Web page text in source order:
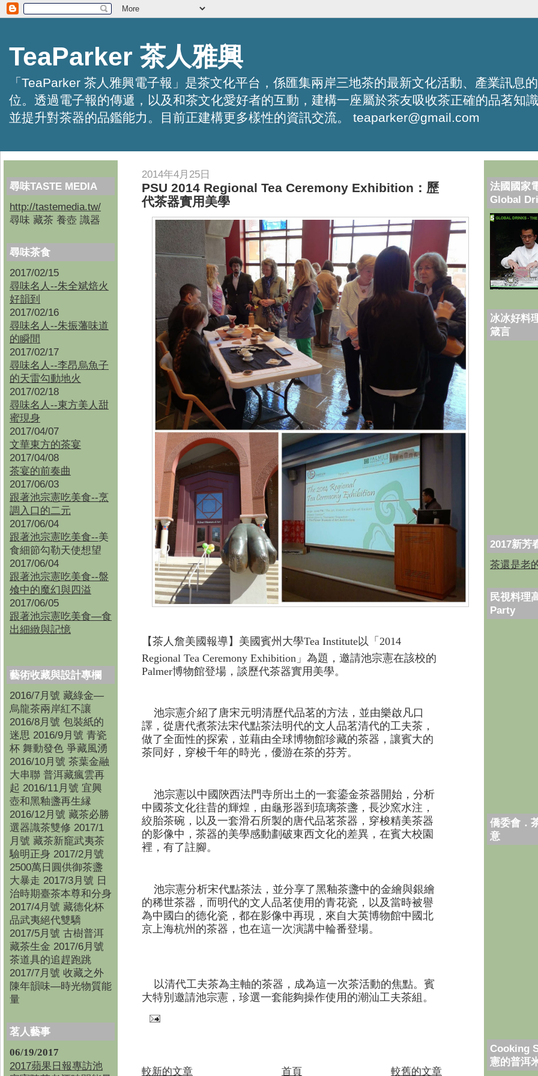
TeaParker 茶人雅興
「TeaParker 茶人雅興電子報」是茶文化平台，係匯集兩岸三地茶的最新文化活動、產業訊息
位。透過電子報的傳遞，以及和茶文化愛好者的互動，建構一座屬於茶友吸收茶正確的品茗知
並提升對茶器的品鑑能力。目前正建構更多樣性的資訊交流。 teaparker@gmail.com
尋味TASTE MEDIA
http://tastemedia.tw/
尋味 藏茶 養壺 識器
尋味茶食
2017/02/15
尋味名人--朱全斌焙火
好韻到
2017/02/16
尋味名人--朱振藩味道
的瞬間
2017/02/17
尋味名人--李昂烏魚子
的天雷勾動地火
2017/02/18
尋味名人--東方美人甜
蜜現身
2017/04/07
文華東方的茶宴
2017/04/08
茶宴的前奏曲
2017/06/03
跟著池宗憲吃美食--烹
調入口的二元
2017/06/04
跟著池宗憲吃美食--美
食細節勾勒天使想望
2017/06/04
跟著池宗憲吃美食--盤
飧中的魔幻與四溢
2017/06/05
跟著池宗憲吃美食—食
出細緻與記憶
藝術收藏與設計專欄
2016/7月號 藏綠金—
烏龍茶兩岸紅不讓
2016/8月號 包裝紙的
迷思 2016/9月號 青瓷
杯 舞動發色 爭藏風湧
2016/10月號 茶葉金融
大串聯 普洱藏瘋雲再
起 2016/11月號 宜興
壺和黑釉盞再生縁
2016/12月號 藏茶必勝
選器識茶雙修 2017/1
月號 藏茶新竉武夷茶
驗明正身 2017/2月號
2500萬日圓供御茶盞
大暴走 2017/3月號 日
治時期臺茶本尊和分身
2017/4月號 藏德化杯
品武夷絕代雙驕
2017/5月號 古樹普洱
藏茶生金 2017/6月號
茶道具的追趕跑跳
2017/7月號 收藏之外
陳年韻味—時光物質能
量
茗人藝事
06/19/2017
2017蘋果日報專訪池
2014年4月25日
PSU 2014 Regional Tea Ceremony Exhibition：歷
代茶器實用美學
【茶人詹美國報導】美國 賓州大學Tea Institute以「 2014
Regional Tea Ceremony Exhibition 」為題，邀請池宗憲在該校的
Palmer博物館登場，談歷代茶器實用美學。
池宗憲介紹了唐宋元明清歷代品茗的方法，並由樂啟凡口
譯，從唐代煮茶法宋代點茶法明代的文人品茗清代的工夫茶，
做了全面性的探索，並藉由全球博物館珍藏的茶器，讓賓大的
茶同好，穿梭千年的時光，優游在茶的芬芳。
池宗憲以中國陝西法門寺所出土的一套鎏金茶器開始，分析
中國茶文化往昔的輝煌，由龜形器到琉璃茶盞，長沙窯水注，
絞胎茶碗，以及一套滑石所製的唐代品茗茶器，穿梭精美茶器
的影像中，茶器的美學感動劃破東西文化的差異，在賓大校園
裡，有了註腳。
池宗憲分析宋代點茶法，並分享了黑釉茶盞中的金繪與銀繪
的稀世茶器，而明代的文人品茗使用的青花瓷，以及當時被譽
為中國白的德化瓷，都在影像中再現，來自大英博物館中國北
京上海杭州的茶器，也在這一次演講中輪番登場。
以清代工夫茶為主軸的茶器，成為這一次茶活動的焦點。賓
大特別邀請池宗憲，珍選一套能夠操作使用的潮汕工夫茶組。
較新的文章 較舊的文章
首頁
法國國家
Global
冰冰好料
箴言
2017新芳
茶還是老
民視料理
Party
僑委會．
意
Cooking
憲的普洱